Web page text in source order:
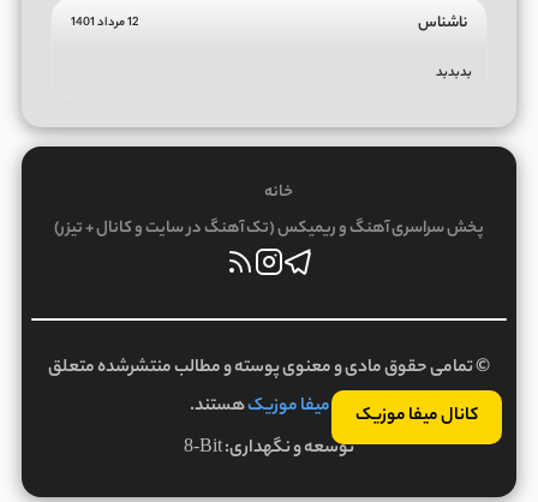
کانال میفا موزیک
ناشناس 12 مرداد 1401
بدبدبد
خانه
پخش سراسری آهنگ و ریمیکس (تک آهنگ در سایت و کانال + تیزر)
© تمامی حقوق مادی و معنوی پوسته و مطالب منتشرشده متعلق
بهمیفا موزیکهستند.
توسعه و نگهداری:8-Bit